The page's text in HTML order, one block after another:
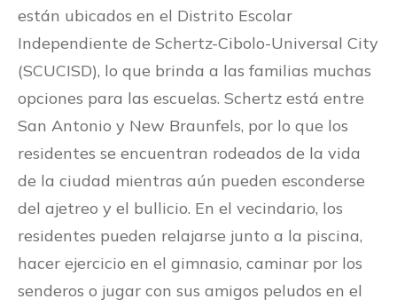
están ubicados en el Distrito Escolar
Independiente de Schertz-Cibolo-Universal City
(SCUCISD), lo que brinda a las familias muchas
opciones para las escuelas. Schertz está entre
San Antonio y New Braunfels, por lo que los
residentes se encuentran rodeados de la vida
de la ciudad mientras aún pueden esconderse
del ajetreo y el bullicio. En el vecindario, los
residentes pueden relajarse junto a la piscina,
hacer ejercicio en el gimnasio, caminar por los
senderos o jugar con sus amigos peludos en el